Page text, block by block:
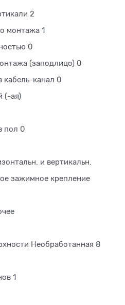
2
монтажа 1
0
(заподлицо) 0
кабель-канал 0
(-ая)
пол 0
и вертикальн.
зажимное крепление
Необработанная 8
1